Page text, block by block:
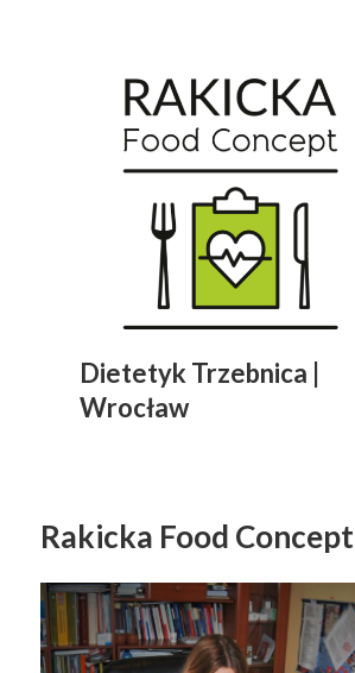
Dietetyk Trzebnica |
Wrocław
Rakicka Food Concept